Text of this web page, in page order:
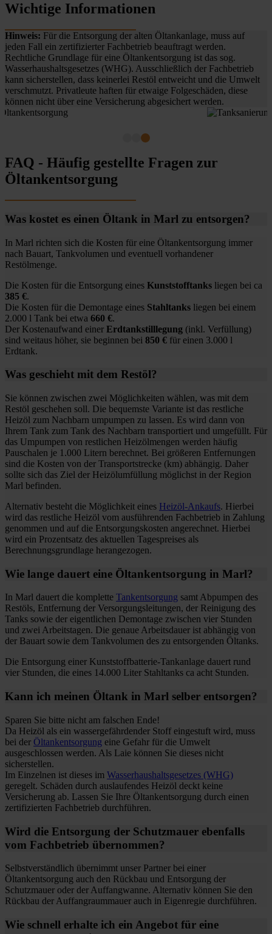
Wichtige Informationen
Hinweis: Für die Entsorgung der alten Öltankanlage, muss auf
jeden Fall ein zertifizierter Fachbetrieb beauftragt werden.
Rechtliche Grundlage für eine Öltankentsorgung ist das sog.
Wasserhaushaltsgesetzes (WHG). Ausschließlich der Fachbetrieb
kann sicherstellen, dass keinerlei Restöl entweicht und die Umwelt
verschmutzt. Privatleute haften für etwaige Folgeschäden, diese
können nicht über eine Versicherung abgesichert werden.
FAQ - Häufig gestellte Fragen zur
Öltankentsorgung
Was kostet es einen Öltank in Marl zu entsorgen?
In Marl richten sich die Kosten für eine Öltankentsorgung immer
nach Bauart, Tankvolumen und eventuell vorhandener
Restölmenge.
Die Kosten für die Entsorgung eines Kunststofftanks liegen bei ca
385 €.
Die Kosten für die Demontage eines Stahltanks liegen bei einem
2.000 l Tank bei etwa 660 €.
Der Kostenaufwand einer Erdtankstilllegung (inkl. Verfüllung)
sind weitaus höher, sie beginnen bei 850 € für einen 3.000 l
Erdtank.
Was geschieht mit dem Restöl?
Sie können zwischen zwei Möglichkeiten wählen, was mit dem
Restöl geschehen soll. Die bequemste Variante ist das restliche
Heizöl zum Nachbarn umpumpen zu lassen. Es wird dann von
Ihrem Tank zum Tank des Nachbarn transportiert und umgefüllt. Für
das Umpumpen von restlichen Heizölmengen werden häufig
Pauschalen je 1.000 Litern berechnet. Bei größeren Entfernungen
sind die Kosten von der Transportstrecke (km) abhängig. Daher
sollte sich das Ziel der Heizölumfüllung möglichst in der Region
Marl befinden.
Alternativ besteht die Möglichkeit eines Heizöl-Ankaufs. Hierbei
wird das restliche Heizöl vom ausführenden Fachbetrieb in Zahlung
genommen und auf die Entsorgungskosten angerechnet. Hierbei
wird ein Prozentsatz des aktuellen Tagespreises als
Berechnungsgrundlage herangezogen.
Wie lange dauert eine Öltankentsorgung in Marl?
In Marl dauert die komplette Tankentsorgung samt Abpumpen des
Restöls, Entfernung der Versorgungsleitungen, der Reinigung des
Tanks sowie der eigentlichen Demontage zwischen vier Stunden
und zwei Arbeitstagen. Die genaue Arbeitsdauer ist abhängig von
der Bauart sowie dem Tankvolumen des zu entsorgenden Öltanks.
Die Entsorgung einer Kunststoffbatterie-Tankanlage dauert rund
vier Stunden, die eines 14.000 Liter Stahltanks ca acht Stunden.
Kann ich meinen Öltank in Marl selber entsorgen?
Sparen Sie bitte nicht am falschen Ende!
Da Heizöl als ein wassergefährdender Stoff eingestuft wird, muss
bei der Öltankentsorgung eine Gefahr für die Umwelt
ausgeschlossen werden. Als Laie können Sie dieses nicht
sicherstellen.
Im Einzelnen ist dieses im Wasserhaushaltsgesetzes (WHG)
geregelt. Schäden durch auslaufendes Heizöl deckt keine
Versicherung ab. Lassen Sie Ihre Öltankentsorgung durch einen
zertifizierten Fachbetrieb durchführen.
Wird die Entsorgung der Schutzmauer ebenfalls
vom Fachbetrieb übernommen?
Selbstverständlich übernimmt unser Partner bei einer
Öltankentsorgung auch den Rückbau und Entsorgung der
Schutzmauer oder der Auffangwanne. Alternativ können Sie den
Rückbau der Auffangraummauer auch in Eigenregie durchführen.
Wie schnell erhalte ich ein Angebot für eine